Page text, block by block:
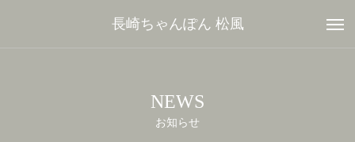
長崎ちゃんぽん 松風
NEWS
お知らせ